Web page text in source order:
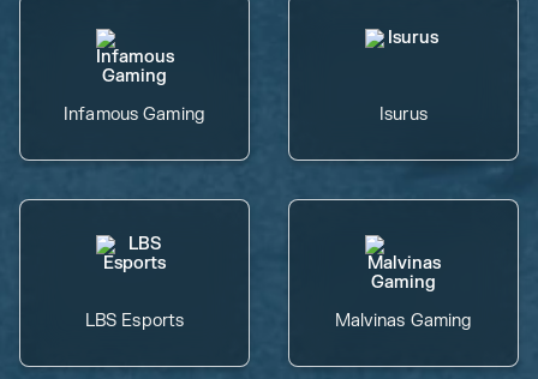
Infamous Gaming Isurus
LBS Esports Malvinas Gaming